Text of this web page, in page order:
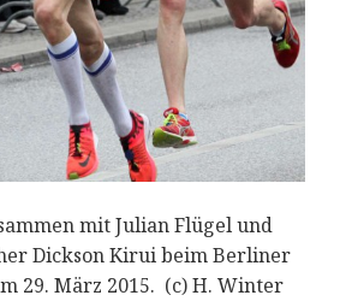
mit Julian Flügel und
Dickson Kirui beim Berliner
29. März 2015. (c) H. Winter